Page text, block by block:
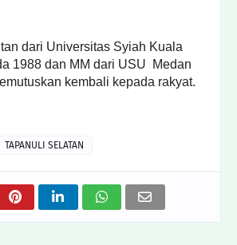
dari Universitas Syiah Kuala
1988 dan MM dari USU Medan
kembali kepada rakyat.
TAPANULI SELATAN